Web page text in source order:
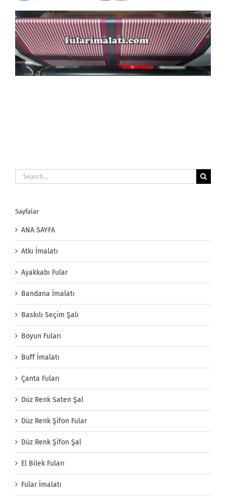
Search
for:
Sayfalar
ANA SAYFA
Atkı İmalatı
Ayakkabı Fular
Bandana İmalatı
Baskılı Seçim Şalı
Boyun Fuları
Buff İmalatı
Çanta Fuları
Düz Renk Saten Şal
Düz Renk Şifon Fular
Düz Renk Şifon Şal
El Bilek Fuları
Fular İmalatı